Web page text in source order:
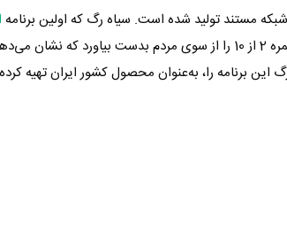
نمره 2 از 10 را از سوی مردم بدست بیاورد که نشان
این برنامه را، به‌عنوان محصول کشور ایران تهیه